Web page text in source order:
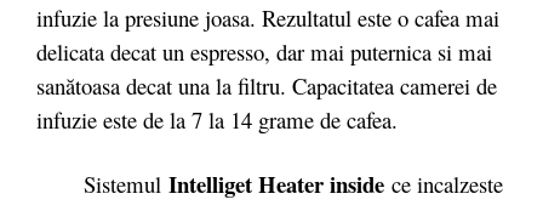
infuzie la presiune joasa. Rezultatul este o cafea mai
delicata decat un espresso, dar mai puternica si mai
sanătoasa decat una la filtru. Capacitatea camerei de
infuzie este de la 7 la 14 grame de cafea.
Sistemul Intelliget Heater inside ce incalzeste